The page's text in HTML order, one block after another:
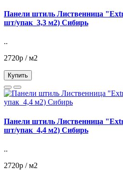
Панели штиль Лиственница
шт/упак_3,3 м2) Сибирь
..
2720р / м2
Купить
Панели штиль Лиственница
шт/упак_4,4 м2) Сибирь
..
2720р / м2